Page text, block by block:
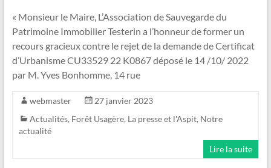
« Monsieur le Maire, L’Association de Sauvegarde du
Patrimoine Immobilier Testerin a l’honneur de former un
recours gracieux contre le rejet de la demande de Certificat
d’Urbanisme CU33529 22 K0867 déposé le 14 /10/ 2022
par M. Yves Bonhomme, 14 rue
webmaster
27 janvier 2023
Actualités, Forêt Usagère, La presse et l'Aspit, Notre
actualité
Lire la suite